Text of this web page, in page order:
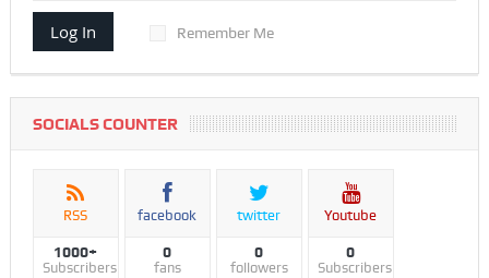
Log In Remember Me
SOCIALS COUNTER
RSS
1000+
Subscribers
facebook
0
fans
twitter
0
followers
Youtube
0
Subscribers